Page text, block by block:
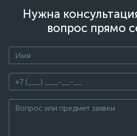
Нужна
вопрос прямо